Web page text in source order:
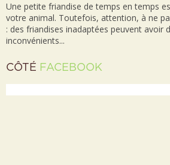
Une petite friandise de temps en temps
votre animal. Toutefois, attention, à ne
: des friandises inadaptées peuvent avoir
inconvénients...
CÔTÉ FACEBOOK